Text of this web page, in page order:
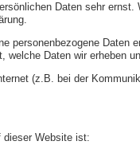
Daten sehr
personenbezogene
welche Daten wir
(z.B. bei der
dieser Website ist: